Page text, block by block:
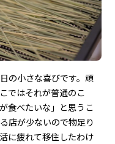
の小さな喜びです。頑
ではそれが普通のこ
食べたいな」と思うこ
店が少ないので物足り
に疲れて移住したわけ